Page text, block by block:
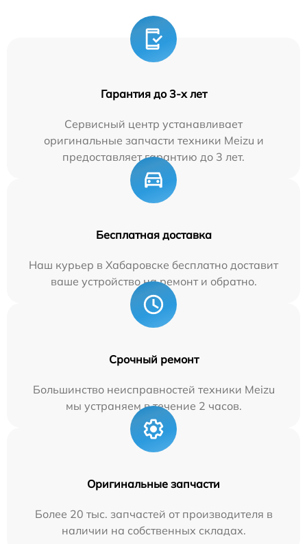
Гарантия до 3-х лет
Сервисный центр устанавливает
оригинальные запчасти техники Meizu и
предоставляет гарантию до 3 лет.
Бесплатная доставка
Наш курьер в Хабаровске бесплатно доставит
ваше устройство на ремонт и обратно.
Срочный ремонт
Большинство неисправностей техники Meizu
мы устраняем в течение 2 часов.
Оригинальные запчасти
Более 20 тыс. запчастей от производителя в
наличии на собственных складах.